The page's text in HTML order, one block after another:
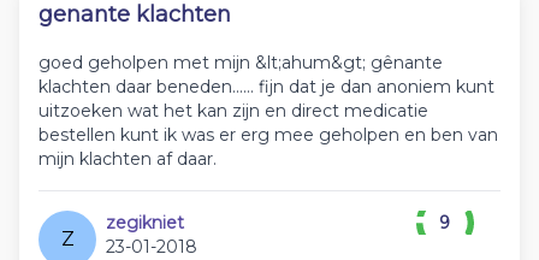
genante klachten
goed geholpen met mijn &lt;ahum&gt; gênante
klachten daar beneden...... fijn dat je dan anoniem kunt
uitzoeken wat het kan zijn en direct medicatie
bestellen kunt ik was er erg mee geholpen en ben van
mijn klachten af daar.
Z
zegikniet
23-01-2018
9